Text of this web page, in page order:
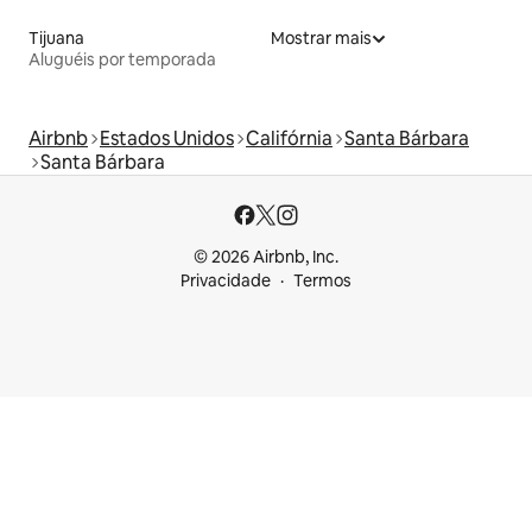
Tijuana
Aluguéis por temporada
Mostrar mais
Airbnb Estados Unidos Califórnia Santa Bárbara
Santa Bárbara
© 2026 Airbnb, Inc.
Privacidade
Termos